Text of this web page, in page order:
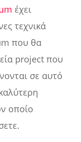
έχει
τεχνικά
που θα
project που
σε αυτό
οποίο